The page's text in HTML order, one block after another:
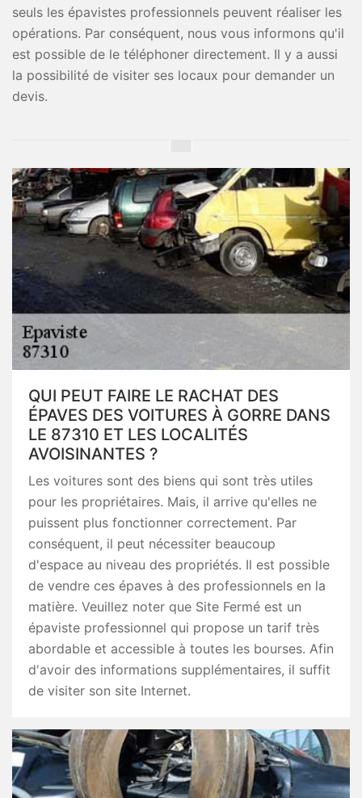
seuls les épavistes professionnels peuvent réaliser les
opérations. Par conséquent, nous vous informons qu'il
est possible de le téléphoner directement. Il y a aussi
la possibilité de visiter ses locaux pour demander un
devis.
QUI PEUT FAIRE LE RACHAT DES
ÉPAVES DES VOITURES À GORRE DANS
LE 87310 ET LES LOCALITÉS
AVOISINANTES ?
Les voitures sont des biens qui sont très utiles
pour les propriétaires. Mais, il arrive qu'elles ne
puissent plus fonctionner correctement. Par
conséquent, il peut nécessiter beaucoup
d'espace au niveau des propriétés. Il est possible
de vendre ces épaves à des professionnels en la
matière. Veuillez noter que Site Fermé est un
épaviste professionnel qui propose un tarif très
abordable et accessible à toutes les bourses. Afin
d'avoir des informations supplémentaires, il suffit
de visiter son site Internet.